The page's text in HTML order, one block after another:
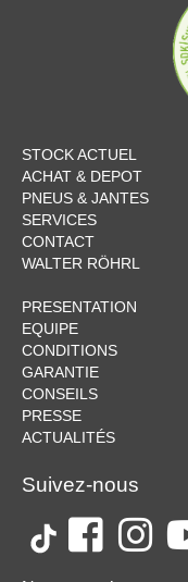
STOCK ACTUEL
ACHAT & DEPOT
PNEUS & JANTES
SERVICES
CONTACT
WALTER RÖHRL
PRESENTATION
EQUIPE
CONDITIONS
GARANTIE
CONSEILS
PRESSE
ACTUALITÉS
Suivez-nous